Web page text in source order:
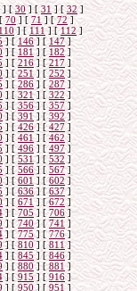
] [30 ] [ 31 ] [32]
[ 70] [ 71 ] [72]
110] [ 111 ] [ 112 ]
] [146] [ 147]
] [ 181 ] [ 182 ]
] [ 216] [217 ]
] [251] [252]
] [286 ] [287 ]
] [321] [ 322]
] [356] [ 357]
] [ 391 ] [ 392]
] [ 426] [427 ]
] [461 ] [462 ]
] [496 ] [ 497]
] [531] [ 532 ]
] [ 566] [ 567]
] [601 ] [ 602]
] [636] [637]
] [671 ] [672 ]
] [705] [ 706]
] [740] [ 741 ]
] [775] [ 776]
] [810] [ 811 ]
] [ 845 ] [846]
] [ 880] [881 ]
] [915] [ 916]
] [950] [ 951 ]